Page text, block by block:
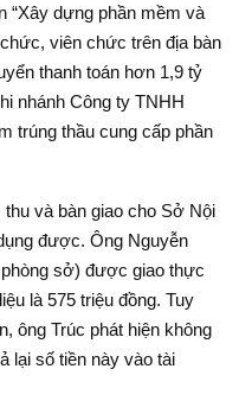
“Xây dựng phần mềm và
viên chức trên địa bàn
thanh toán hơn 1,9 tỷ
nhánh Công ty TNHH
trúng thầu cung cấp phần
và bàn giao cho Sở Nội
được. Ông Nguyễn
sở) được giao thực
là 575 triệu đồng. Tuy
ông Trúc phát hiện không
lại số tiền này vào tài